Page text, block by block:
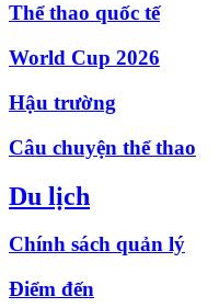
Thể thao quốc tế
World Cup 2026
Hậu trường
Câu chuyện thể thao
Du lịch
Chính sách quản lý
Điểm đến